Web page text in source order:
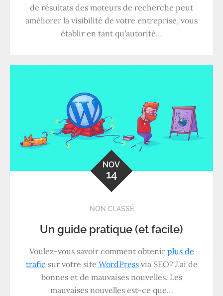
de résultats des moteurs de recherche peut
améliorer la visibilité de votre entreprise, vous
établir en tant qu'autorité…
NOV
14
NON CLASSÉ
Un guide pratique (et facile)
Voulez-vous savoir comment obtenir plus de
trafic sur votre site WordPressvia SEO? J'ai de
bonnes et de mauvaises nouvelles. Les
mauvaises nouvelles est-ce que…